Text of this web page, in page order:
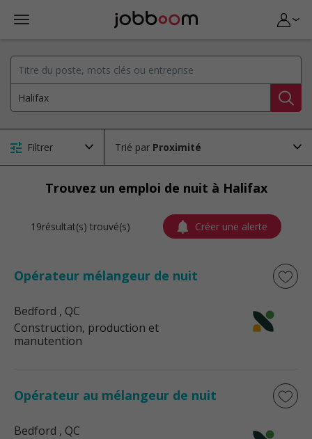
Filtrer Trié par
Trouvez un emploi de nuit à Halifax
19résultat(s) trouvé(s) Créer une alerte
Opérateur mélangeur de nuit
Bedford , QC
Construction, production et
manutention
Opérateur au mélangeur de nuit
Bedford , QC